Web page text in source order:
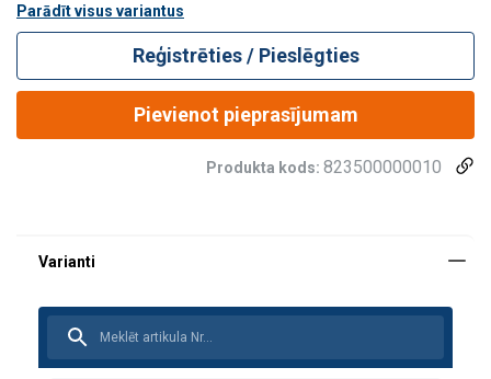
Parādīt visus variantus
Reģistrēties / Pieslēgties
Pievienot pieprasījumam
Produkta kods: 823500000010
Materiāls:
Marķējums: